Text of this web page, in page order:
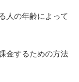
人の年齢によって
金するための方法